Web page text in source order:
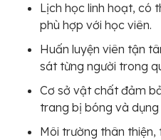
Lịch học linh hoạt, có
phù hợp với học viên.
Huấn luyện viên tận
sát từng người trong
Cơ sở vật chất đảm
trang bị bóng và
Môi trường thân thiện,